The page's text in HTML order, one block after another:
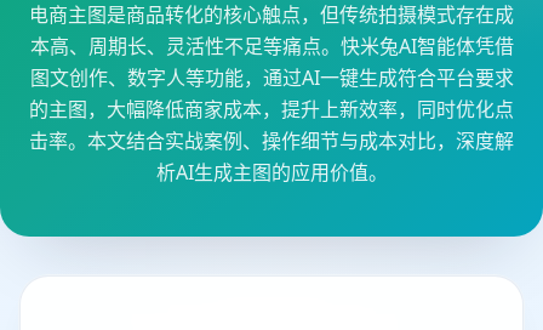
电商主图是商品转化的核心触点，但传统拍摄模式存在成
本高、周期长、灵活性不足等痛点。快米兔AI智能体凭借
图文创作、数字人等功能，通过AI一键生成符合平台要求
的主图，大幅降低商家成本，提升上新效率，同时优化点
击率。本文结合实战案例、操作细节与成本对比，深度解
析AI生成主图的应用价值。